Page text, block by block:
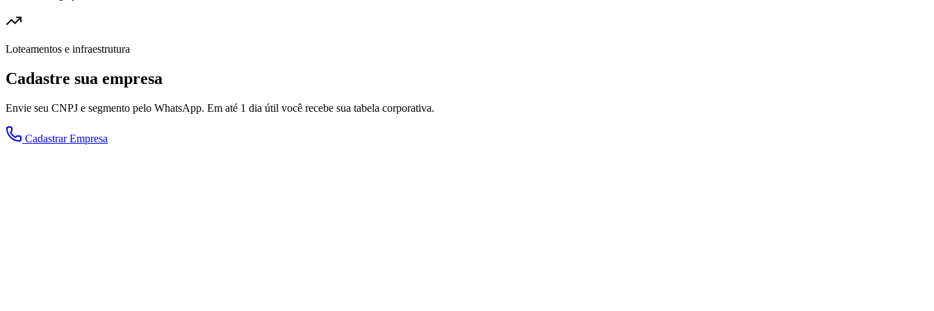
Loteamentos e infraestrutura
Cadastre sua empresa
Envie seu CNPJ e segmento pelo WhatsApp. Em até 1 dia útil você recebe sua tabela corporativa.
Cadastrar Empresa